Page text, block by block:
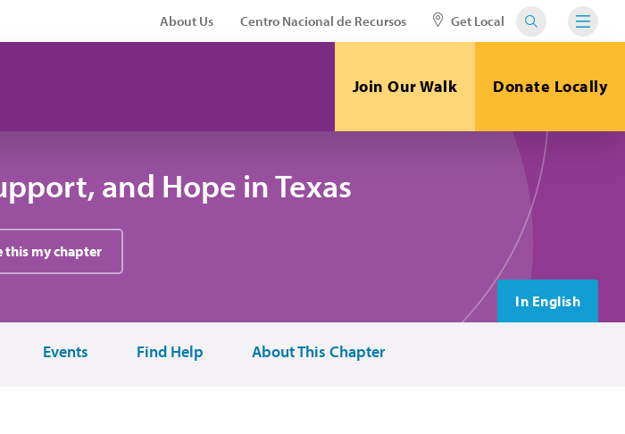
About Us Centro Nacional de Recursos Get Local
Join Our Walk Donate Locally
and Hope in Texas
this my chapter
In English
Events Find Help About This Chapter